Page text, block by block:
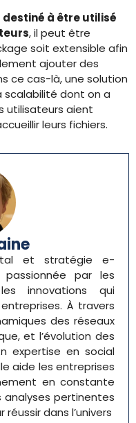
destiné à être utilisé
, il peut être
soit extensible afin
ajouter des
ce cas-là, une solution
scalabilité dont on a
utilisateurs aient
leurs fichiers.
et stratégie e-
passionnée par les
innovations qui
À travers
des réseaux
et l’évolution des
expertise en social
aide les entreprises
en constante
pertinentes
dans l’univers